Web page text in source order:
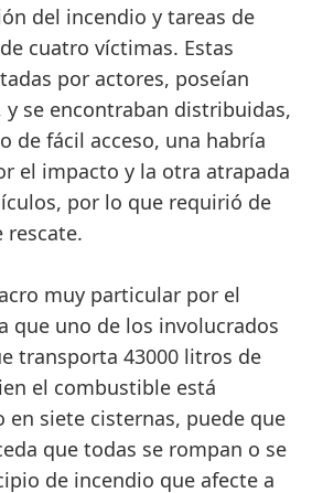
del incendio y tareas de
cuatro víctimas. Estas
por actores, poseían
y se encontraban distribuidas,
de fácil acceso, una habría
el impacto y la otra atrapada
por lo que requirió de
rescate.
muy particular por el
que uno de los involucrados
transporta 43000 litros de
el combustible está
siete cisternas, puede que
que todas se rompan o se
de incendio que afecte a